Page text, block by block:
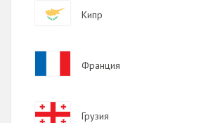
Image
Кипр
Франция
Image
Грузия